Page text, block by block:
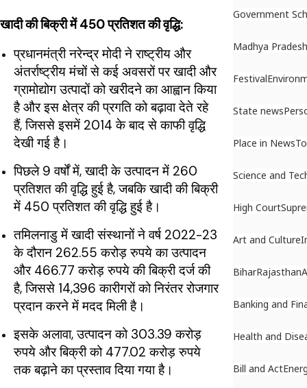
खादी की बिक्री में 450 प्रतिशत की वृद्धि:
प्रधानमंत्री नरेन्द्र मोदी ने राष्ट्रीय और
अंतर्राष्ट्रीय मंचों से कई अवसरों पर खादी और
ग्रामोद्योग उत्पादों को खरीदने का आह्वान किया
है और इस क्षेत्र की प्रगति को बढ़ावा देते रहे
हैं, जिससे इसमें 2014 के बाद से काफी वृद्धि
देखी गई है।
पिछले 9 वर्षों में, खादी के उत्पादन में 260
प्रतिशत की वृद्धि हुई है, जबकि खादी की बिक्री
में 450 प्रतिशत की वृद्धि हुई है।
तमिलनाडु में खादी संस्थानों ने वर्ष 2022-23
के दौरान 262.55 करोड़ रुपये का उत्पादन
और 466.77 करोड़ रुपये की बिक्री दर्ज की
है, जिससे 14,396 कारीगरों को निरंतर रोजगार
प्रदान करने में मदद मिली है।
इसके अलावा, उत्पादन को 303.39 करोड़
रुपये और बिक्री को 477.02 करोड़ रुपये
तक बढ़ाने का प्रस्ताव दिया गया है।
Government
Madhya Pradesh
Festival
State news
Place in News
Science and
High Court
Art and Culture
BiharRajasthan
Banking and
Health and
Bill and Act